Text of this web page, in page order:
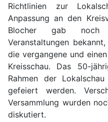
Richtlinien zur
Anpassung an den
Blocher gab noch
Veranstaltungen
die vergangene und
Kreisschau. Das 50-
Rahmen der
gefeiert werden.
Versammlung wurden
diskutiert.